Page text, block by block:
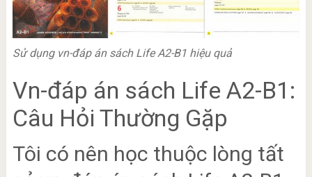
Sử dụng vn-đáp án sách Life A2-B1 hiệu quả
Vn-đáp án sách Life A2-B1:
Câu Hỏi Thường Gặp
Tôi có nên học thuộc lòng tất